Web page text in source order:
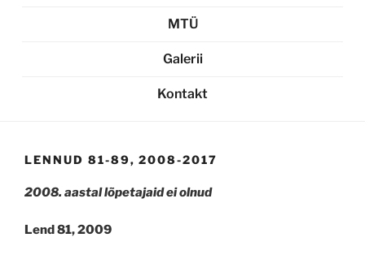
MTÜ
Galerii
Kontakt
LENNUD 81-89, 2008-2017
2008. aastal lõpetajaid ei olnud
Lend 81, 2009